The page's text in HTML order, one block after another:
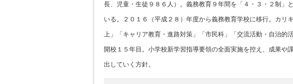
長、児童・生徒９８６人）。義務教育９年間を「４・３・２制」
いる。２０１６（平成２８）年度から義務教育学校に移行。カリ
上」「キャリア教育・進路対策」「市民科」「交流活動・自治的
開校１５年目。小学校新学習指導要領の全面実施を控え、成果や
出していく方針。